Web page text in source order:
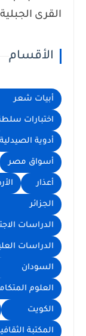
القرى
الأقسام
أبيات شعر
اختبارات
أدوية الصيدلية
أسواق مصر
أعذار
الجزائر
الدراسات
الدراسات
السودان
العلوم
الكويت
المكتبة